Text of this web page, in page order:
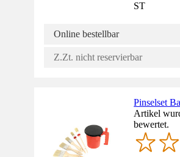
ST
Online bestellbar
Z.Zt. nicht reservierbar
Pinselset
Artikel
bewertet.